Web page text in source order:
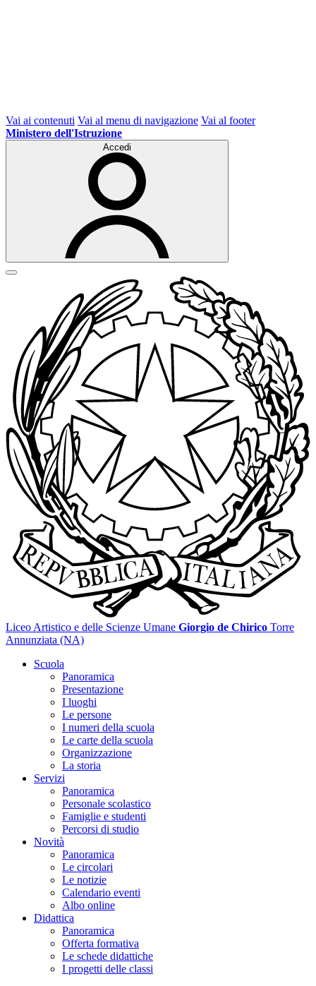
Vai ai contenuti Vai al menu di navigazione Vai al footer
Ministero dell'Istruzione
Accedi
Liceo Artistico e delle Scienze Umane Giorgio de Chirico Torre
Annunziata (NA)
Scuola
Panoramica
Presentazione
I luoghi
Le persone
I numeri della scuola
Le carte della scuola
Organizzazione
La storia
Servizi
Panoramica
Personale scolastico
Famiglie e studenti
Percorsi di studio
Novità
Panoramica
Le circolari
Le notizie
Calendario eventi
Albo online
Didattica
Panoramica
Offerta formativa
Le schede didattiche
I progetti delle classi